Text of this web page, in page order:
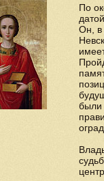
По
датой.
Он, в
были